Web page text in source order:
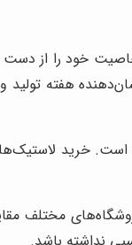
لاستیک خاصیت خود
هفته
لاستیک عدد "2023" درج شده باشد، به این معنی است که
مختلف